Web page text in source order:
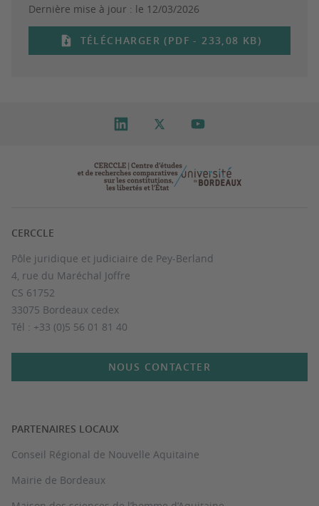
Dernière mise à jour : le 12/03/2026
TÉLÉCHARGER (PDF - 233,08 KB)
CERCCLE
Pôle juridique et judiciaire de Pey-Berland
4, rue du Maréchal Joffre
CS 61752
33075 Bordeaux cedex
Tél : +33 (0)5 56 01 81 40
NOUS CONTACTER
PARTENAIRES LOCAUX
Conseil Régional de Nouvelle Aquitaine
Mairie de Bordeaux